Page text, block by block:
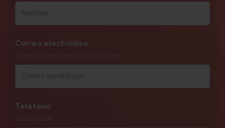
Correo electrónico
Teléfono
Country Code